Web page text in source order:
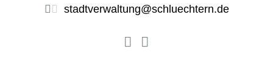
stadtverwaltung@schluechtern.de